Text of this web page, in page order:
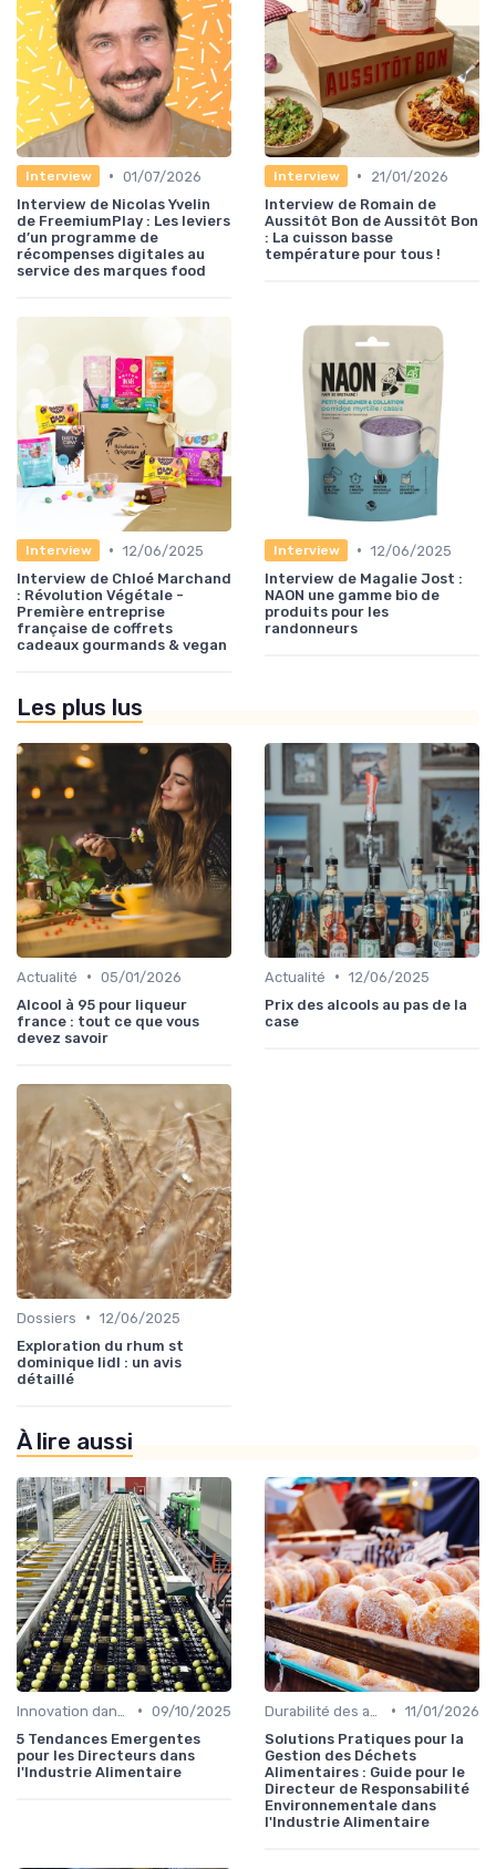
Interview • 01/07/2026
Interview de Nicolas Yvelin
de FreemiumPlay : Les leviers
d’un programme de
récompenses digitales au
service des marques food
Interview •
21/01/2026
Interview de Romain de
Aussitôt Bon de Aussitôt Bon
: La cuisson basse
température pour tous !
Interview • 12/06/2025
Interview de Chloé Marchand
: Révolution Végétale -
Première entreprise
française de coffrets
cadeaux gourmands & vegan
Interview • 12/06/2025
Interview de Magalie Jost :
NAON une gamme bio de
produits pour les
randonneurs
Les plus lus
Actualité • 05/01/2026
Alcool à 95 pour liqueur
france : tout ce que vous
devez savoir
Actualité • 12/06/2025
Prix des alcools au pas de la
case
Dossiers • 12/06/2025
Exploration du rhum st
dominique lidl : un avis
détaillé
À lire aussi
• 09/10/2025
5 Tendances Emergentes
pour les Directeurs dans
l'Industrie Alimentaire
• 11/01/2026
Solutions Pratiques pour la
Gestion des Déchets
Alimentaires : Guide pour le
Directeur de Responsabilité
Environnementale dans
l'Industrie Alimentaire